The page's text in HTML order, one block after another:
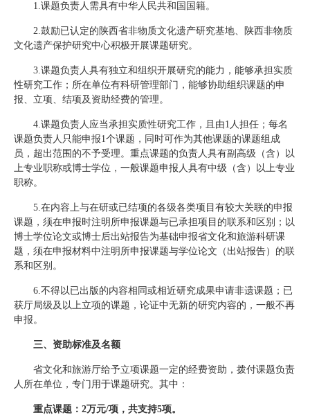
1.课题负责人需具有中华人民共和国国籍。
2.鼓励已认定的陕西省非物质文化遗产研究基地、陕西非物质
文化遗产保护研究中心积极开展课题研究。
3.课题负责人具有独立和组织开展研究的能力，能够承担实质
性研究工作；所在单位有科研管理部门，能够协助组织课题的申
报、立项、结项及资助经费的管理。
4.课题负责人应当承担实质性研究工作，且由1人担任；每名
课题负责人只能申报1个课题，同时可作为其他课题的课题组成
员，超出范围的不予受理。重点课题的负责人具有副高级（含）以
上专业职称或博士学位，一般课题申报人具有中级（含）以上专业
职称。
5.在内容上与在研或已结项的各级各类项目有较大关联的申报
课题，须在申报时注明所申报课题与已承担项目的联系和区别；以
博士学位论文或博士后出站报告为基础申报省文化和旅游科研课
题，须在申报材料中注明所申报课题与学位论文（出站报告）的联
系和区别。
6.不得以已出版的内容相同或相近研究成果申请非遗课题；已
获厅局级及以上立项的课题，论证中无新的研究内容的，一般不再
申报。
三、资助标准及名额
省文化和旅游厅给予立项课题一定的经费资助，拨付课题负责
人所在单位，专门用于课题研究。其中：
重点课题：2万元/项，共支持5项。